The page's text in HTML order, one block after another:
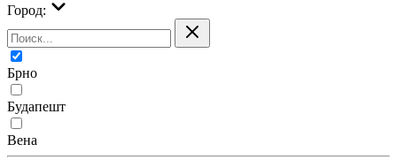
Город:
Брно
Будапешт
Вена